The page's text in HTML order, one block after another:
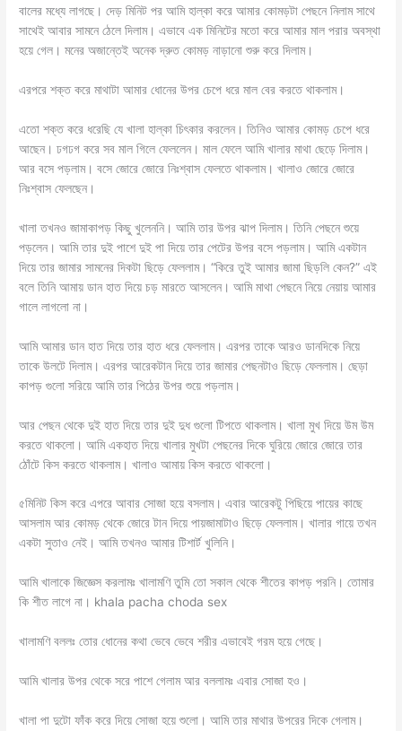
বালের মধ্যে লাগছে। দেড় মিনিট পর আমি হাল্কা করে আমার কোমড়টা পেছনে নিলাম সাথে
সাথেই আবার সামনে ঠেলে দিলাম। এভাবে এক মিনিটের মতো করে আমার মাল পরার অবস্থা
হয়ে গেল। মনের অজান্তেই অনেক দ্রুত কোমড় নাড়ানো শুরু করে দিলাম।
এরপরে শক্ত করে মাথাটা আমার ধোনের উপর চেপে ধরে মাল বের করতে থাকলাম।
এতো শক্ত করে ধরেছি যে খালা হাল্কা চিৎকার করলেন। তিনিও আমার কোমড় চেপে ধরে
আছেন। ঢগঢগ করে সব মাল গিলে ফেললেন। মাল ফেলে আমি খালার মাথা ছেড়ে দিলাম।
আর বসে পড়লাম। বসে জোরে জোরে নিঃশ্বাস ফেলতে থাকলাম। খালাও জোরে জোরে
নিঃশ্বাস ফেলছেন।
খালা তখনও জামাকাপড় কিছু খুলেননি। আমি তার উপর ঝাপ দিলাম। তিনি পেছনে শুয়ে
পড়লেন। আমি তার দুই পাশে দুই পা দিয়ে তার পেটের উপর বসে পড়লাম। আমি একটান
দিয়ে তার জামার সামনের দিকটা ছিড়ে ফেললাম। “কিরে তুই আমার জামা ছিড়লি কেন?” এই
বলে তিনি আমায় ডান হাত দিয়ে চড় মারতে আসলেন। আমি মাথা পেছনে নিয়ে নেয়ায় আমার
গালে লাগলো না।
আমি আমার ডান হাত দিয়ে তার হাত ধরে ফেললাম। এরপর তাকে আরও ডানদিকে নিয়ে
তাকে উলটে দিলাম। এরপর আরেকটান দিয়ে তার জামার পেছনটাও ছিড়ে ফেললাম। ছেড়া
কাপড় গুলো সরিয়ে আমি তার পিঠের উপর শুয়ে পড়লাম।
আর পেছন থেকে দুই হাত দিয়ে তার দুই দুধ গুলো টিপতে থাকলাম। খালা মুখ দিয়ে উম উম
করতে থাকলো। আমি একহাত দিয়ে খালার মুখটা পেছনের দিকে ঘুরিয়ে জোরে জোরে তার
ঠোঁটে কিস করতে থাকলাম। খালাও আমায় কিস করতে থাকলো।
৫মিনিট কিস করে এপরে আবার সোজা হয়ে বসলাম। এবার আরেকটু পিছিয়ে পায়ের কাছে
আসলাম আর কোমড় থেকে জোরে টান দিয়ে পায়জামাটাও ছিড়ে ফেললাম। খালার গায়ে তখন
একটা সুতাও নেই। আমি তখনও আমার টিশার্ট খুলিনি।
আমি খালাকে জিজ্ঞেস করলামঃ খালামণি তুমি তো সকাল থেকে শীতের কাপড় পরনি। তোমার
কি শীত লাগে না। khala pacha choda sex
খালামণি বললঃ তোর ধোনের কথা ভেবে ভেবে শরীর এভাবেই গরম হয়ে গেছে।
আমি খালার উপর থেকে সরে পাশে গেলাম আর বললামঃ এবার সোজা হও।
খালা পা দুটো ফাঁক করে দিয়ে সোজা হয়ে শুলো। আমি তার মাথার উপরের দিকে গেলাম।